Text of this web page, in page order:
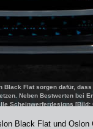
Black Flat sorgen dafür,
Neben Bestwerten bei
Scheinwerferdesigns [Bild:
Black Flat und